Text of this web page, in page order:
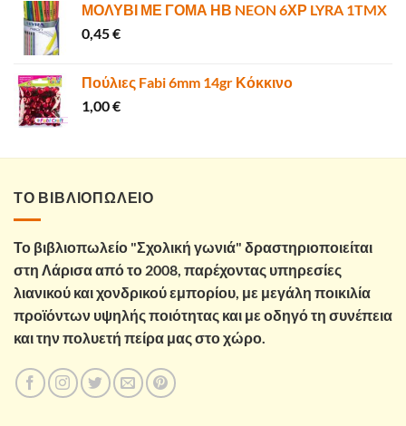
ΜΟΛΥΒΙ ΜΕ ΓΟΜΑ ΗΒ NEON 6ΧΡ LYRA 1TMX
0,45€
Πούλιες Fabi 6mm 14gr Κόκκινο
1,00€
ΤΟ ΒΙΒΛΙΟΠΩΛΕΙΟ
Το βιβλιοπωλείο "Σχολική γωνιά" δραστηριοποιείται
στη Λάρισα από το 2008, παρέχοντας υπηρεσίες
λιανικού και χονδρικού εμπορίου, με μεγάλη ποικιλία
προϊόντων υψηλής ποιότητας και με οδηγό τη συνέπεια
και την πολυετή πείρα μας στο χώρο.